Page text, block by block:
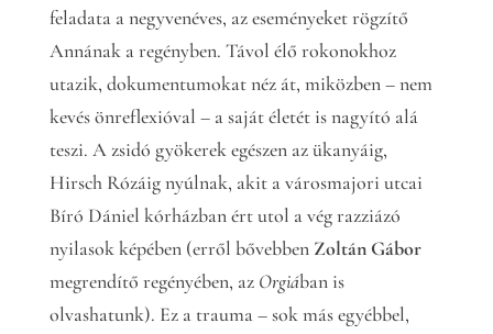
feladata a negyvenéves, az eseményeket rögzítő
Annának a regényben. Távol élő rokonokhoz
utazik, dokumentumokat néz át, miközben – nem
kevés önreflexióval – a saját életét is nagyító alá
teszi. A zsidó gyökerek egészen az ükanyáig,
Hirsch Rózáig nyúlnak, akit a városmajori utcai
Bíró Dániel kórházban ért utol a vég razziázó
nyilasok képében (erről bővebben Zoltán Gábor
megrendítő regényében, az Orgiában is
olvashatunk). Ez a trauma – sok más egyébbel,